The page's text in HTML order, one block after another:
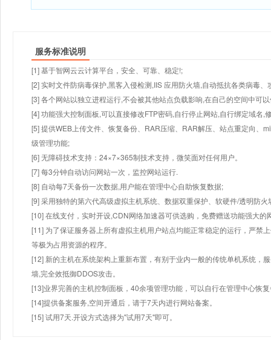
服务标准说明
[1] 基于智网云云计算平台，安全、可靠、稳定!;
[2] 实时文件防病毒保护,黑客入侵检测,IIS 应用防火墙,自动抵抗各类病毒、
[3] 各个网站以独立进程运行,不会被其他站点负载影响,在自己的空间中可
[4] 功能强大控制面板,可以直接修改FTP密码,自行停止网站,自行绑定域名,
[5] 提供WEB上传文件、恢复备份、RAR压缩、RAR解压、站点重定向、
级管理功能;
[6] 无障碍技术支持：24×7×365制技术支持，微笑面对任何用户。
[7] 每3分钟自动访问网站一次，监控网站运行.
[8] 自动每7天备份一次数据,用户能在管理中心自助恢复数据;
[9] 采用独特的第六代高级虚拟主机系统、数据双重保护、软硬件/透明防火
[10] 在线支付，实时开设,CDN网络加速器可供选购，免费赠送功能强大
[11] 为了保证服务器上所有虚拟主机用户站点均能正常稳定的运行，严禁
等极为占用资源的程序。
[12] 新的主机在系统架构上重新布置，有别于业内一般的传统单机系统，
墙,完全效抵御DDOS攻击。
[13]业界完善的主机控制面板，40余项管理功能，可以自行在管理中心恢
[14]提供备案服务,空间开通后，请于7天内进行网站备案。
[15] 试用7天.开设方式选择为"试用7天"即可。